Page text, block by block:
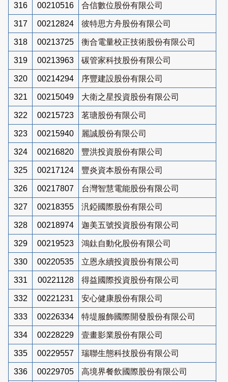
316 00210516 合信數位股份有限公司
317 00212824 彼特思方舟股份有限公司
318 00213725 衡合電量校正技術股份有限公司
319 00213963 碳管家科技股份有限公司
320 00214294 序豐建設股份有限公司
321 00215049 大衛之星投資股份有限公司
322 00215723 茗瑭股份有限公司
323 00215940 麗誠股份有限公司
324 00216820 豐洪投資股份有限公司
325 00217124 豐炎資本股份有限公司
326 00217807 台灣智慧電能股份有限公司
327 00218355 汎錏國際股份有限公司
328 00218974 迦美五號投資股份有限公司
329 00219523 鴻鈦自動化股份有限公司
330 00220535 立恩永續投資股份有限公司
331 00221128 得益國際投資股份有限公司
332 00221231 安心健康股份有限公司
333 00226334 特堤服飾國際開發股份有限公司
334 00228229 壹畫影業股份有限公司
335 00229557 瑞聯生態科技股份有限公司
336 00229705 高境界餐飲國際股份有限公司